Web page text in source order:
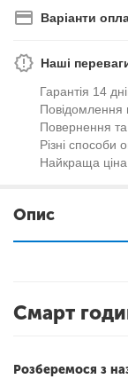
Варіанти
Наші
Гарантія 14
Повідомлення
Повернення
Різні способи
Найкраща ціна
Опис
Смарт
Розберемося з